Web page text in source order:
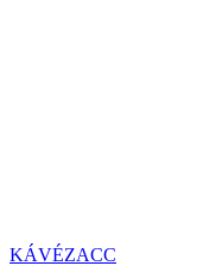
KÁVÉZACC